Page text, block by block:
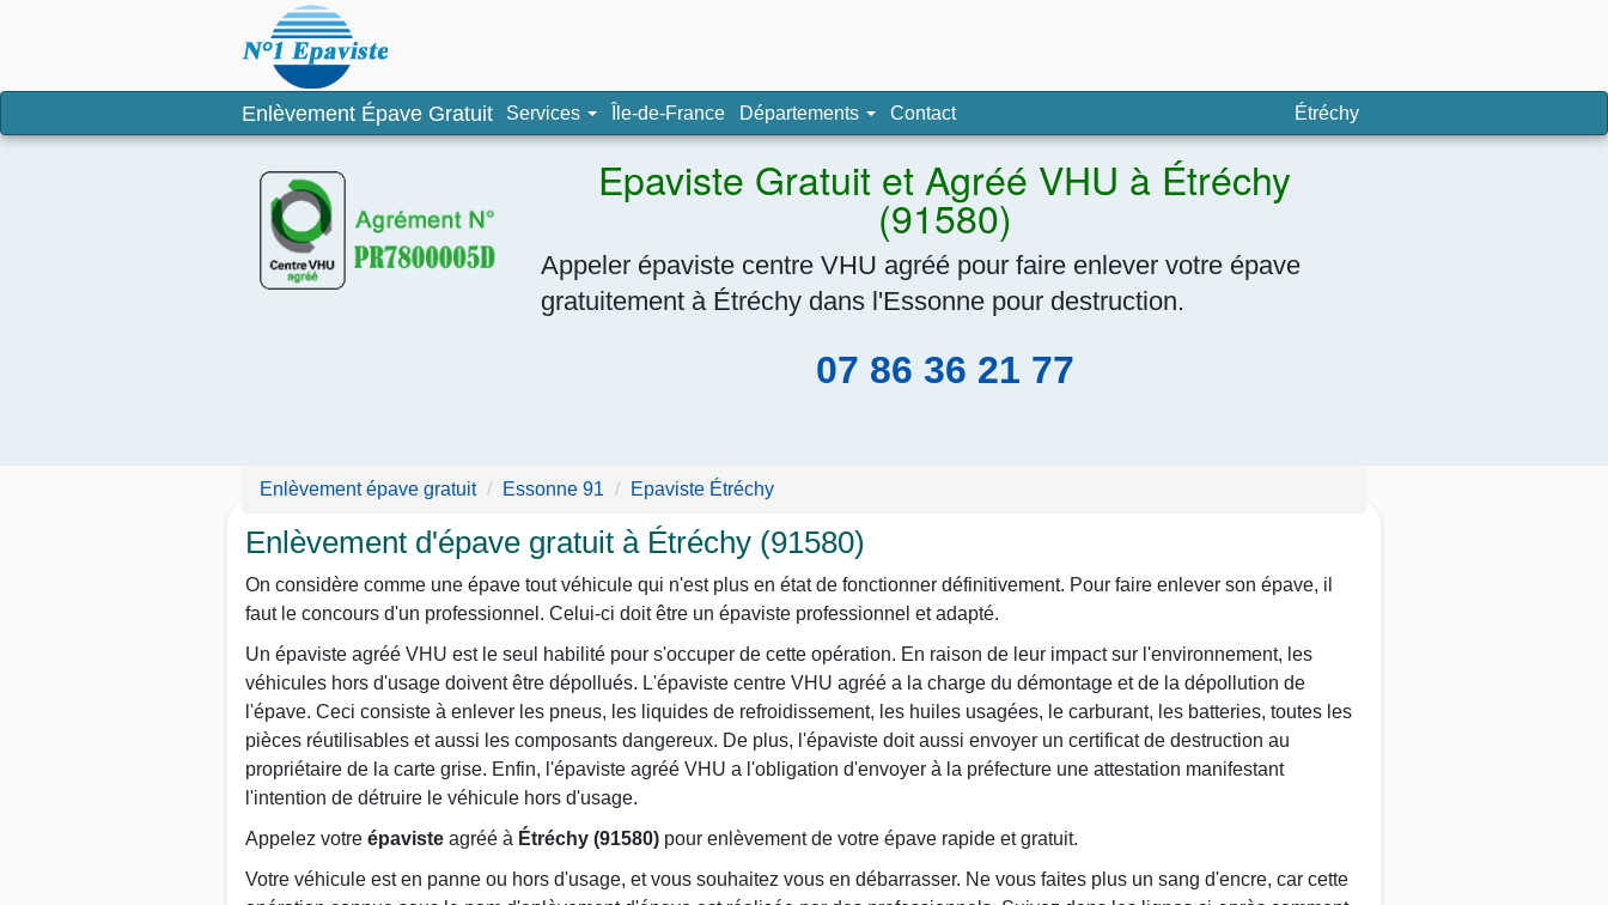
Enlèvement Épave Gratuit Services Île-de-France Départements
Navigation
Contact Étréchy
Epaviste Gratuit et Agréé VHU à Étréchy
(91580)
Appeler épaviste centre VHU agréé pour faire enlever votre épave
gratuitement à Étréchy dans l'Essonne pour destruction.
07 86 36 21 77
Enlèvement épave gratuit Essonne 91 Epaviste Étréchy
Enlèvement d'épave gratuit à Étréchy (91580)
On considère comme une épave tout véhicule qui n'est plus en état de fonctionner définitivement. Pour faire enlever son épave, il
faut le concours d'un professionnel. Celui-ci doit être un épaviste professionnel et adapté.
Un épaviste agréé VHU est le seul habilité pour s'occuper de cette opération. En raison de leur impact sur l'environnement, les
véhicules hors d'usage doivent être dépollués. L'épaviste centre VHU agréé a la charge du démontage et de la dépollution de
l'épave. Ceci consiste à enlever les pneus, les liquides de refroidissement, les huiles usagées, le carburant, les batteries, toutes les
pièces réutilisables et aussi les composants dangereux. De plus, l'épaviste doit aussi envoyer un certificat de destruction au
propriétaire de la carte grise. Enfin, l'épaviste agréé VHU a l'obligation d'envoyer à la préfecture une attestation manifestant
l'intention de détruire le véhicule hors d'usage.
Appelez votre épaviste agréé à Étréchy (91580) pour enlèvement de votre épave rapide et gratuit.
Votre véhicule est en panne ou hors d'usage, et vous souhaitez vous en débarrasser. Ne vous faites plus un sang d'encre, car cette